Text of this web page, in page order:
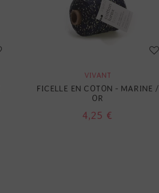
VIVANT
FICELLE EN COTON - MARINE /
OR
4,25 €